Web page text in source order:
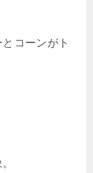
コーンがト